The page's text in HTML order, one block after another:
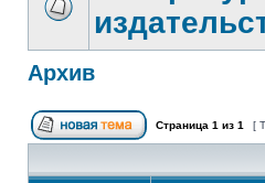
Архив
Страница 1 из 1 [